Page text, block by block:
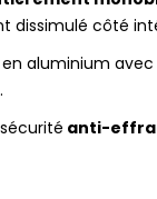
dissimulé côté
aluminium avec
anti-